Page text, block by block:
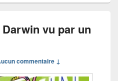
vu par un
commentaire ↓